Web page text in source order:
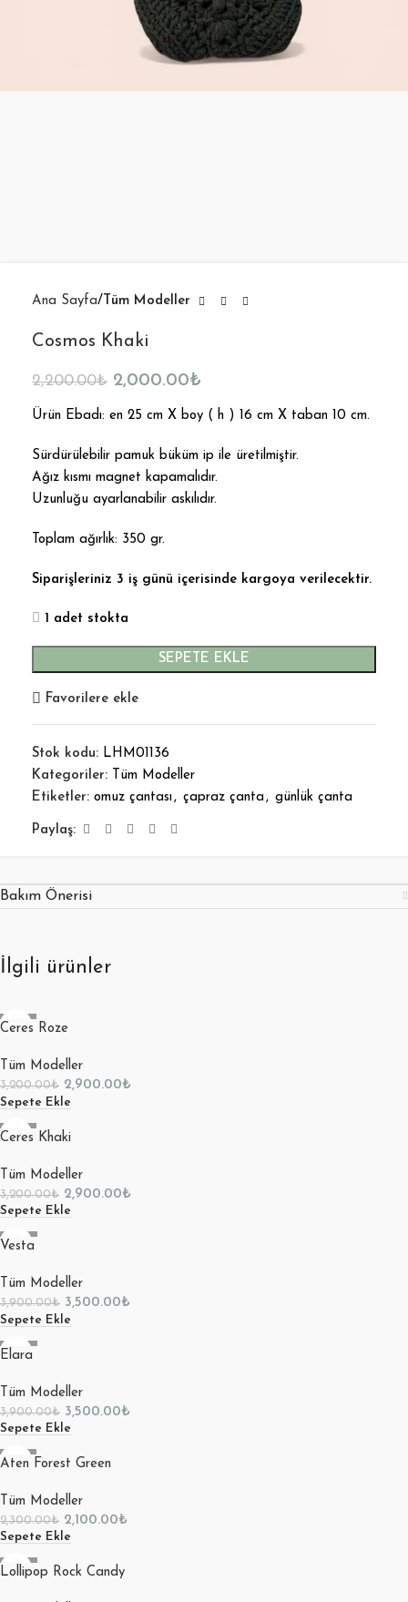
Ana Sayfa Tüm Modeller
Cosmos Khaki
2,200.00₺ 2,000.00₺
Ürün Ebadı: en 25 cm X boy ( h ) 16 cm X taban 10 cm.
Sürdürülebilir pamuk büküm ip ile üretilmiştir.
Ağız kısmı magnet kapamalıdır.
Uzunluğu ayarlanabilir askılıdır.
Toplam ağırlık: 350 gr.
Siparişleriniz 3 iş günü içerisinde kargoya verilecektir.
1 adet stokta
SEPETE EKLE
Favorilere ekle
Stok kodu: LHM01136
Kategoriler: Tüm Modeller
Etiketler: omuz çantası, çapraz çanta, günlük çanta
Paylaş:
Bakım Önerisi
İlgili ürünler
-9%
Ceres Roze
Tüm Modeller
3,200.00₺ 2,900.00₺
Sepete Ekle
Ceres Khaki
Tüm Modeller
3,200.00₺ 2,900.00₺
Sepete Ekle
-10%
Vesta
Tüm Modeller
3,900.00₺ 3,500.00₺
Sepete Ekle
-10%
Elara
Tüm Modeller
3,900.00₺ 3,500.00₺
Sepete Ekle
-9%
Aten Forest Green
Tüm Modeller
2,300.00₺ 2,100.00₺
Sepete Ekle
-12%
Lollipop Rock Candy